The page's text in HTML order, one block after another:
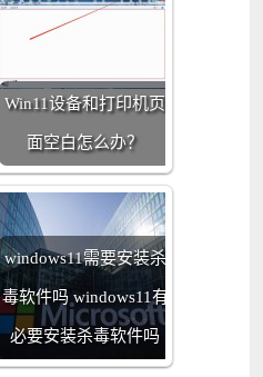
Win11设备和打印机页
面空白怎么办？
windows11需要安装杀
毒软件吗 windows11有
必要安装杀毒软件吗